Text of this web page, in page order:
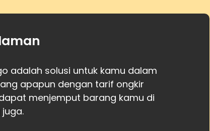
adalah solusi untuk kamu dalam
apapun dengan tarif ongkir
menjemput barang kamu di